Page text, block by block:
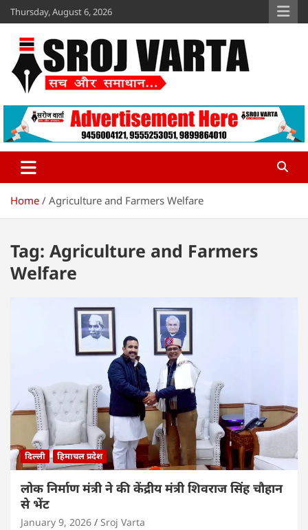
Skip
to
content
Thursday, August 6, 2026
Sroj Varta
www.srojvarta.in
Home Agriculture and Farmers Welfare
Tag: Agriculture and Farmers
Welfare
दिल्ली हिमाचल प्रदेश
लोक निर्माण मंत्री ने की केंद्रीय मंत्री शिवराज सिंह चौहान
से भेंट
January 9, 2026 Sroj Varta